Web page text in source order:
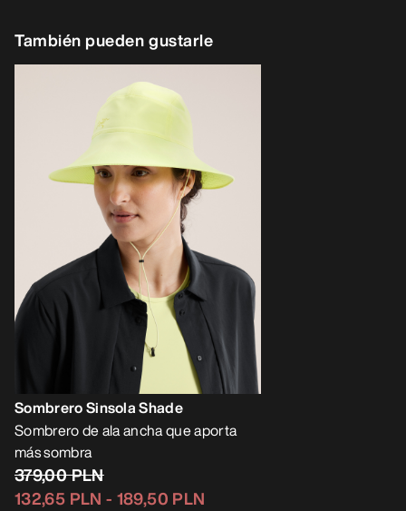
También pueden gustarle
Sombrero Sinsola Shade
Sombrero de ala ancha que aporta
más sombra
379,00 PLN
132,65 PLN - 189,50 PLN